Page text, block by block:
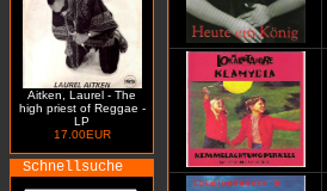
Aitken, Laurel - The
high priest of Reggae -
LP
17.00EUR
Schnellsuche